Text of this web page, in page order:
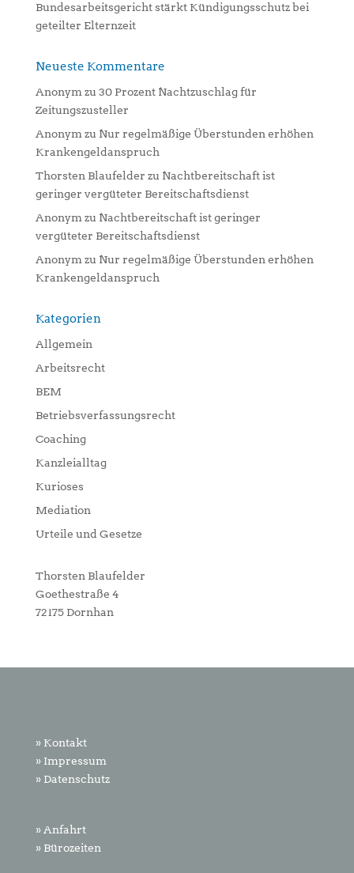
Bundesarbeitsgericht stärkt Kündigungsschutz bei
geteilter Elternzeit
Neueste Kommentare
Anonym zu 30 Prozent Nachtzuschlag für
Zeitungszusteller
Anonym zu Nur regelmäßige Überstunden erhöhen
Krankengeldanspruch
Thorsten Blaufelder zu Nachtbereitschaft ist
geringer vergüteter Bereitschaftsdienst
Anonym zu Nachtbereitschaft ist geringer
vergüteter Bereitschaftsdienst
Anonym zu Nur regelmäßige Überstunden erhöhen
Krankengeldanspruch
Kategorien
Allgemein
Arbeitsrecht
BEM
Betriebsverfassungsrecht
Coaching
Kanzleialltag
Kurioses
Mediation
Urteile und Gesetze
Thorsten Blaufelder
Goethestraße 4
72175 Dornhan
» Kontakt
» Impressum
» Datenschutz
» Anfahrt
» Bürozeiten